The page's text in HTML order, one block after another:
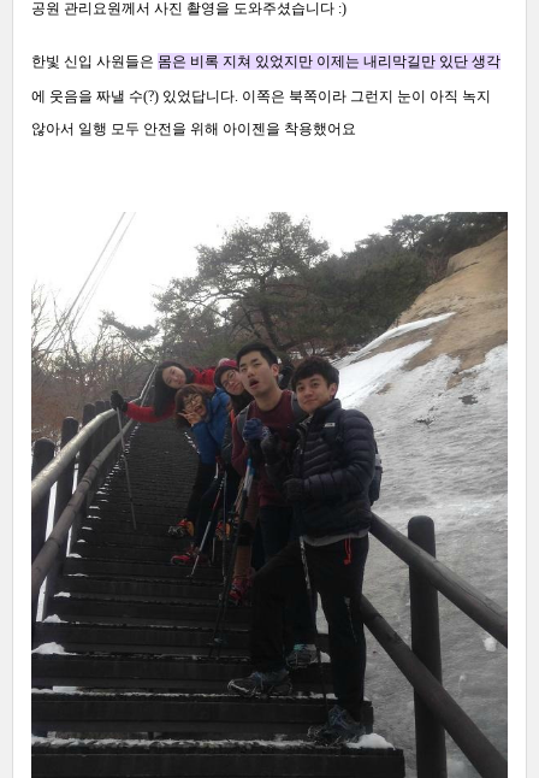
공원 관리요원께서 사진 촬영을 도와주셨습니다 :)
한빛 신입 사원들은 몸은 비록 지쳐 있었지만 이제는 내리막길만 있단 생각
에 웃음을 짜낼 수(?) 있었답니다. 이쪽은 북쪽이라 그런지 눈이 아직 녹지
않아서 일행 모두 안전을 위해 아이젠을 착용했어요